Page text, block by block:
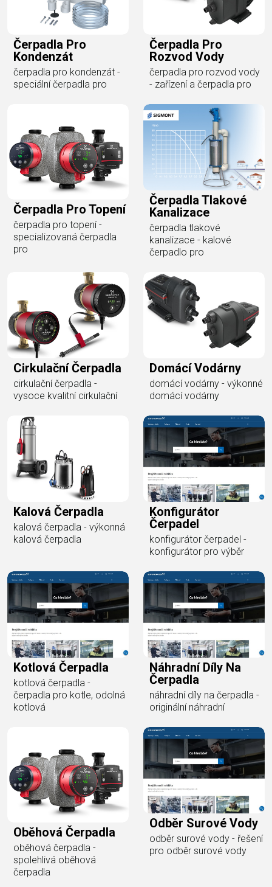
Čerpadla Pro
Kondenzát
čerpadla pro kondenzát -
speciální čerpadla pro
Čerpadla Pro
Rozvod Vody
čerpadla pro rozvod vody
- zařízení a čerpadla pro
Čerpadla Pro Topení
čerpadla pro topení -
specializovaná čerpadla
pro
Čerpadla Tlakové
Kanalizace
čerpadla tlakové
kanalizace - kalové
čerpadlo pro
Cirkulační Čerpadla
cirkulační čerpadla -
vysoce kvalitní cirkulační
Domácí Vodárny
domácí vodárny - výkonné
domácí vodárny
Kalová Čerpadla
kalová čerpadla - výkonná
kalová čerpadla
Konfigurátor
Čerpadel
konfigurátor čerpadel -
konfigurátor pro výběr
Kotlová Čerpadla
kotlová čerpadla -
čerpadla pro kotle, odolná
kotlová
Náhradní Díly Na
Čerpadla
náhradní díly na čerpadla -
originální náhradní
Oběhová Čerpadla
oběhová čerpadla -
spolehlivá oběhová
čerpadla
Odběr Surové Vody
odběr surové vody - řešení
pro odběr surové vody